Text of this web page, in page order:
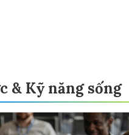
& Kỹ năng sống